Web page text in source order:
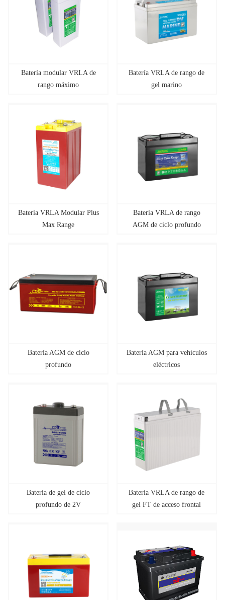
Batería modular VRLA de
rango máximo
Batería VRLA de rango de
gel marino
Batería VRLA Modular Plus
Max Range
Batería VRLA de rango
AGM de ciclo profundo
Batería AGM de ciclo
profundo
Batería AGM para vehículos
eléctricos
Batería de gel de ciclo
profundo de 2V
Batería VRLA de rango de
gel FT de acceso frontal